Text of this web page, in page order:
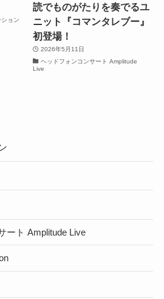
ョン
読でものがたりを奏でるユ
ニット『コマンタレブー』
初登場！
2026年5月11日
ヘッドフォンコンサート Amplitude
Live
ート Amplitude Live